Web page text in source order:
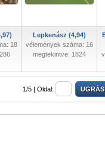
18
Lepkenász (4,94)
vélemények száma: 16
megtekintve: 1824
1/5 | Oldal: